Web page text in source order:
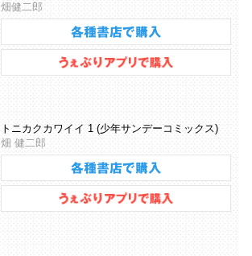
畑健二郎
トニカクカワイイ 1 (少年サンデーコミックス)
畑 健二郎